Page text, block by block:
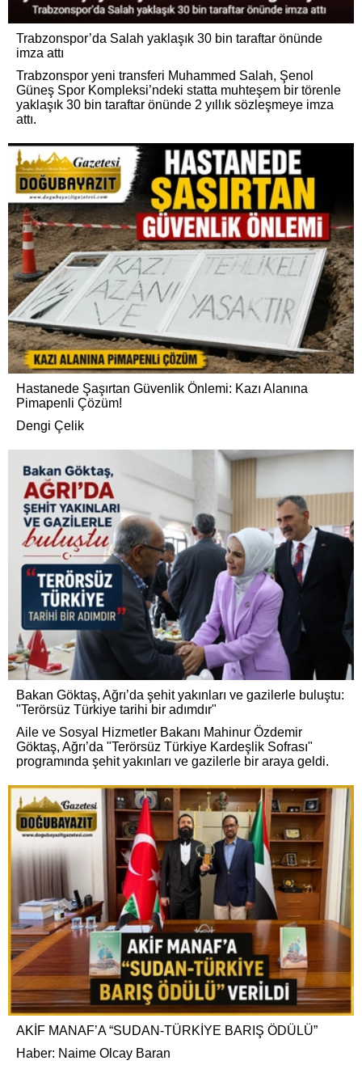
Trabzonspor’da Salah yaklaşık 30 bin taraftar önünde
imza attı
Trabzonspor yeni transferi Muhammed Salah, Şenol
Güneş Spor Kompleksi’ndeki statta muhteşem bir törenle
yaklaşık 30 bin taraftar önünde 2 yıllık sözleşmeye imza
attı.
Hastanede Şaşırtan Güvenlik Önlemi: Kazı Alanına
Pimapenli Çözüm!
Dengi Çelik
Bakan Göktaş, Ağrı’da şehit yakınları ve gazilerle buluştu:
"Terörsüz Türkiye tarihi bir adımdır"
Aile ve Sosyal Hizmetler Bakanı Mahinur Özdemir
Göktaş, Ağrı’da "Terörsüz Türkiye Kardeşlik Sofrası"
programında şehit yakınları ve gazilerle bir araya geldi.
AKİF MANAF’A “SUDAN-TÜRKİYE BARIŞ ÖDÜLÜ”
Haber: Naime Olcay Baran